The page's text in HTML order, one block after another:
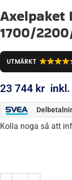
Axelpaket
1700/
UTMÄRKT
23 744 kr
Kolla noga så att